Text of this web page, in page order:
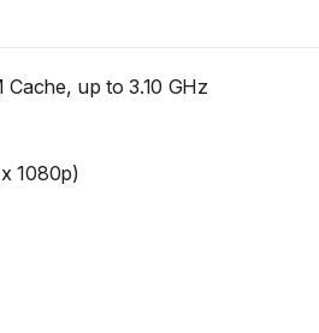
up to 3.10 GHz
1080p)